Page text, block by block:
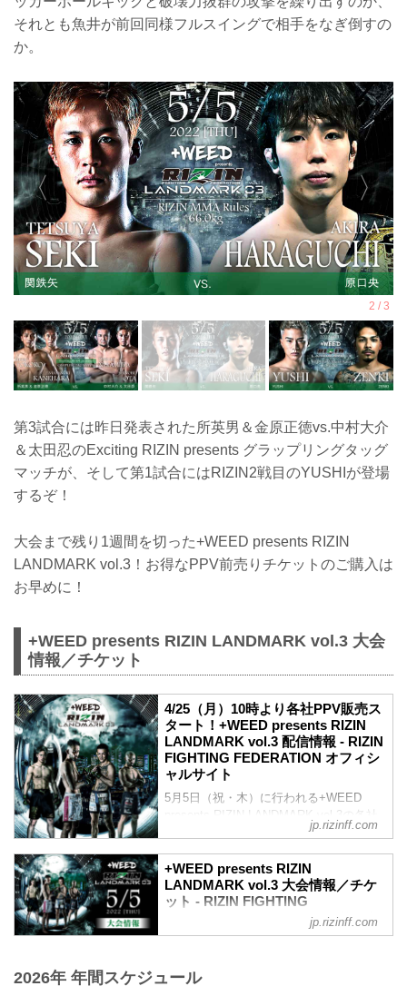
それとも魚井が前回同様フルスイングで相手をなぎ倒すの
か。
第3試合には昨日発表された所英男＆金原正徳vs.中村大介
＆太田忍のExciting RIZIN presents グラップリングタッグ
マッチが、そして第1試合にはRIZIN2戦目のYUSHIが登場
するぞ！
大会まで残り1週間を切った+WEED presents RIZIN
LANDMARK vol.3！お得なPPV前売りチケットのご購入は
お早めに！
+WEED presents RIZIN LANDMARK vol.3 大会
情報／チケット
4/25（月）10時より各社PPV販売ス
タート！+WEED presents RIZIN
LANDMARK vol.3 配信情報 - RIZIN
FIGHTING FEDERATION オフィシ
ャルサイト
5月5日（祝・木）に行われる+WEED
presents RIZIN LANDMARK vol.3の各社
配信サービスのPPV配信チケットが、本
会場に来れない方はお好きな配信サービ
スで+WEED presents RIZIN LANDMARK
vol.3を、全試合リアルタイムで視聴しよ
PPV配信チケット価格
前売りチケット 〜5/4（祝・水）23:59
3,300円（税込）
jp.rizinff.com
+WEED presents RIZIN
LANDMARK vol.3 大会情報／チケ
ット - RIZIN FIGHTING
FEDERATION オフィシャルサイト
+WEED presents RIZIN LANDMARK
jp.rizinff.com
2026年 年間スケジュール